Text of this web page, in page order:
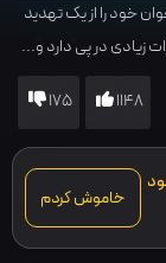
خود را از یک تهدید
زیادی در پی دارد و...
1148
175
خاموش کردم